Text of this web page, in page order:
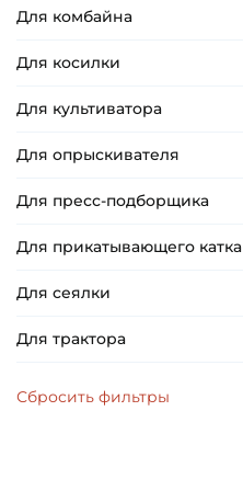
Для комбайна
Для косилки
Для культиватора
Для опрыскивателя
Для пресс-подборщика
Для прикатывающего катка
Для сеялки
Для трактора